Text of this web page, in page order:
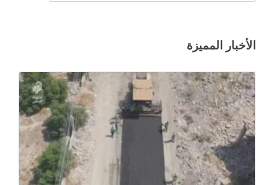
الأخبار المميزة